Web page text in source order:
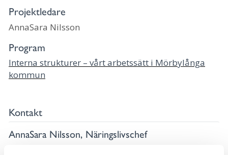
Projektledare
AnnaSara Nilsson
Program
Interna strukturer – vårt arbetssätt i Mörbylånga
kommun
Kontakt
AnnaSara Nilsson, Näringslivschef